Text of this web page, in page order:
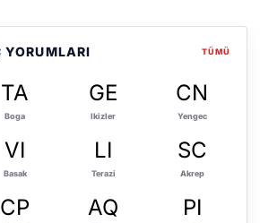
YORUMLARI TÜMÜ
TA
Boga
GE
Ikizler
CN
Yengec
VI
Basak
LI
Terazi
SC
Akrep
CP AQ PI